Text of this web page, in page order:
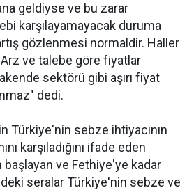
geldiyse ve bu zarar
karşılayamayacak duruma
gözlenmesi normaldir. Haller
ve talebe göre fiyatlar
sektörü gibi aşırı fiyat
dedi.
Türkiye'nin sebze ihtiyacının
karşıladığını ifade eden
başlayan ve Fethiye'ye kadar
seralar Türkiye'nin sebze ve